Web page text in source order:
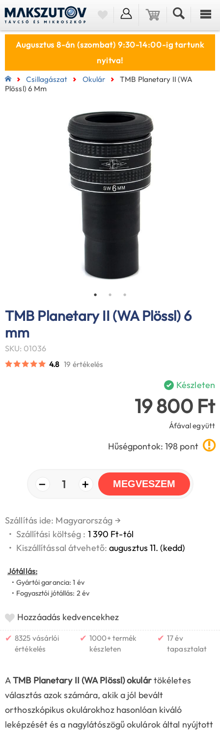
Augusztus 8-án (szombat) 9:30-14:00-ig tartunk
nyitva!
Csillagászat Okulár
TMB Planetary II (WA
Plössl) 6 Mm
TMB Planetary II (WA Plössl) 6
mm
SKU: 01036
4.8 19 értékelés
Készleten
19 800 Ft
Áfával együtt
Hűségpontok: 198 pont
− 1 + MEGVESZEM
Szállítás ide: Magyarország →
• Szállítási költség : 1 390 Ft-tól
• Kiszállítással átvehető:augusztus 11. (kedd)
Jótállás:
• Gyártói garancia: 1 év
• Fogyasztói jótállás: 2 év
Hozzáadás kedvencekhez
✔ 8325 vásárlói
értékelés
✔ 1000+ termék
készleten
✔ 17 év
tapasztalat
ATMB Planetary II (WA Plössl) okulártökéletes
választás azok számára, akik a jól bevált
orthoszkópikus okulárokhoz hasonlóan kiváló
leképzését és a nagylátószögű okulárok által nyújtott